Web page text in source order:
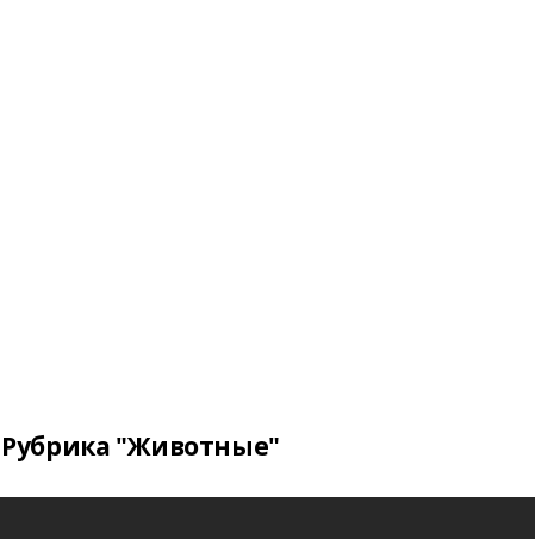
Рубрика "Животные"